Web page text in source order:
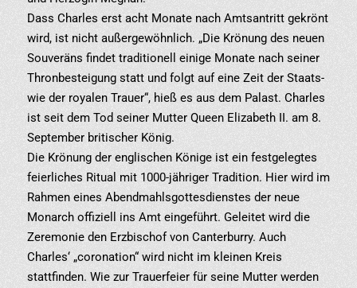
Dass Charles erst acht Monate nach Amtsantritt gekrönt
wird, ist nicht außergewöhnlich. „Die Krönung des neuen
Souveräns findet traditionell einige Monate nach seiner
Thronbesteigung statt und folgt auf eine Zeit der Staats-
wie der royalen Trauer“, hieß es aus dem Palast. Charles
ist seit dem Tod seiner Mutter Queen Elizabeth II. am 8.
September britischer König.
Die Krönung der englischen Könige ist ein festgelegtes
feierliches Ritual mit 1000-jähriger Tradition. Hier wird im
Rahmen eines Abendmahlsgottesdienstes der neue
Monarch offiziell ins Amt eingeführt. Geleitet wird die
Zeremonie den Erzbischof von Canterburry. Auch
Charles‘ „coronation“ wird nicht im kleinen Kreis
stattfinden. Wie zur Trauerfeier für seine Mutter werden